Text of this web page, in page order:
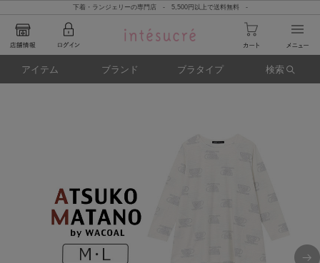
下着・ランジェリーの専門店 - 5,500円以上で送料無料 -
アイテム ブランド ブラタイプ 検索